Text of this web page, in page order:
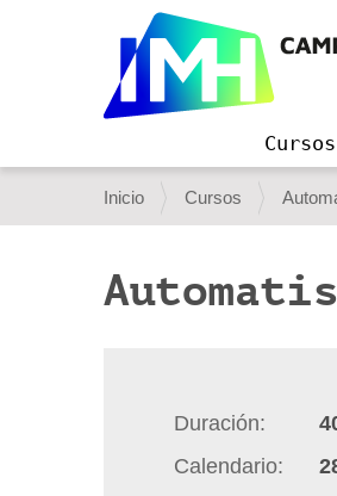
v
a
c
Cursos
U
s
e
Inicio Cursos
Duración
Calendario